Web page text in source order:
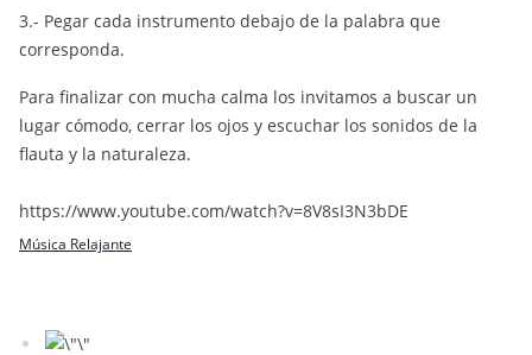
3.- Pegar cada instrumento debajo de la palabra que
corresponda.
Para finalizar con mucha calma los invitamos a buscar un
lugar cómodo, cerrar los ojos y escuchar los sonidos de la
flauta y la naturaleza.
https://www.youtube.com/watch?v=8V8sI3N3bDE
Música Relajante